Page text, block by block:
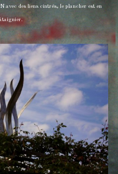
avec des liens cintrés, le plancher est en